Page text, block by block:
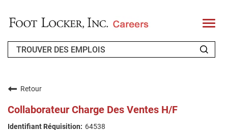
T
o
l
FAQ
Retour
Collaborateur Charge Des Ventes H/F
64538